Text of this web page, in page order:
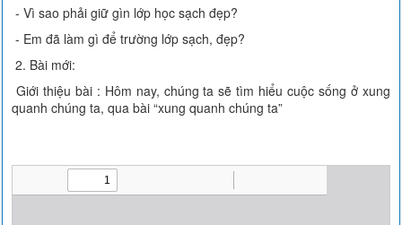
- Vì sao phải giữ gìn lớp học sạch đẹp?
- Em đã làm gì để trường lớp sạch, đẹp?
2. Bài mới:
Giới thiệu bài : Hôm nay, chúng ta sẽ tìm hiểu cuộc sống ở xung
quanh chúng ta, qua bài “xung quanh chúng ta”